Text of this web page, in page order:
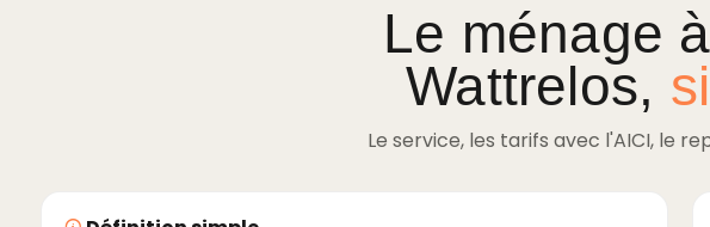
Le ménage
Wattrelos,
Le service, les tarifs avec l'AICI, le